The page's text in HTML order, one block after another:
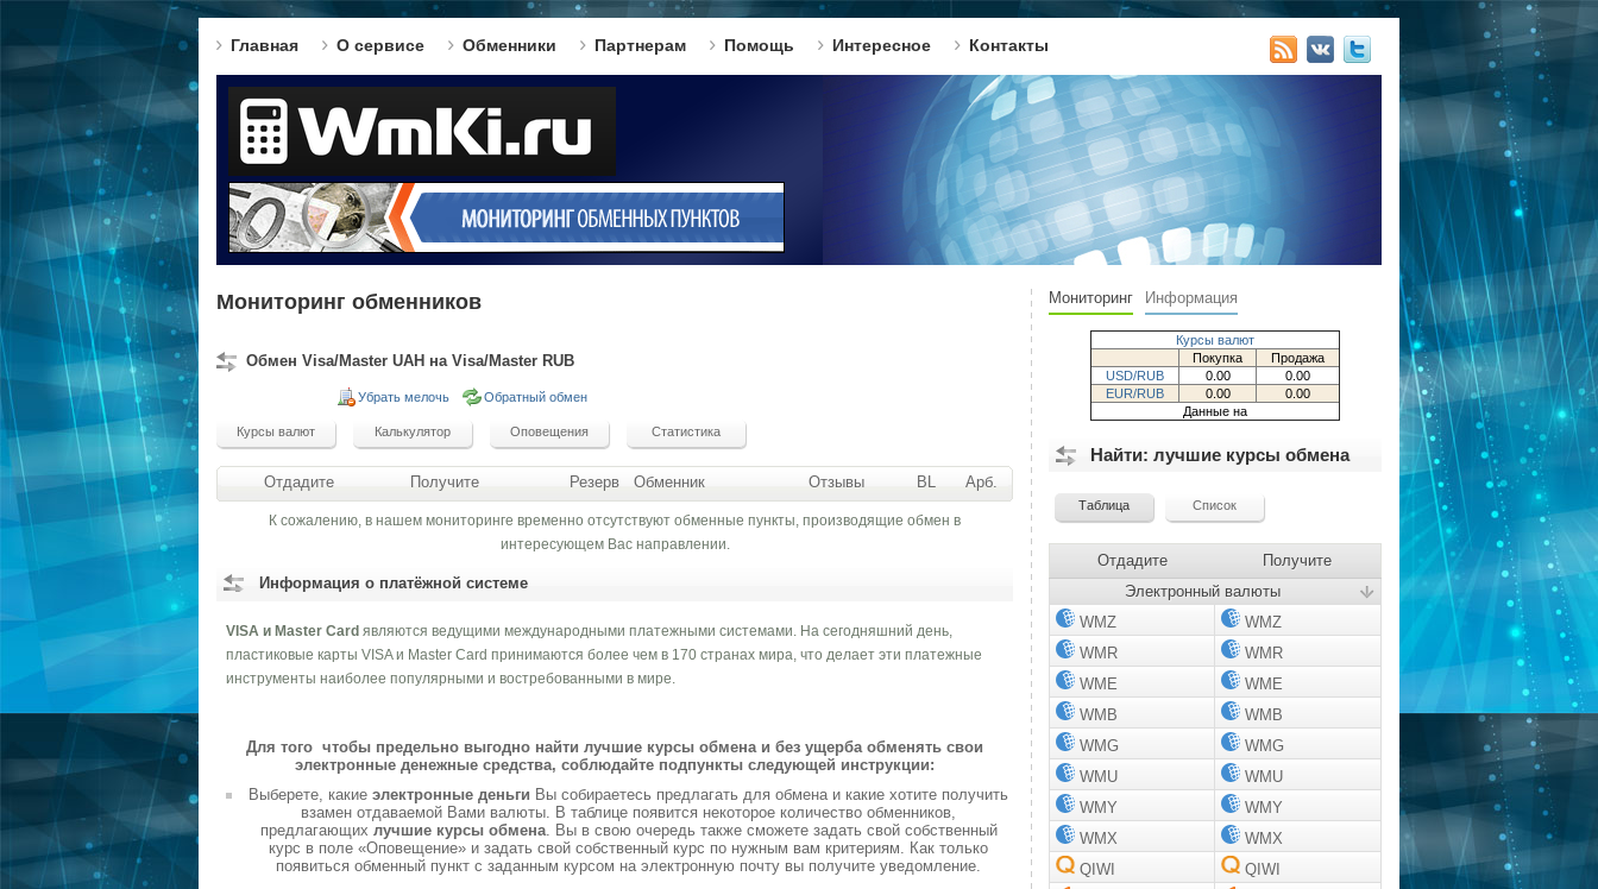
Главная О сервисе Обменники Партнерам Помощь Интересное Контакты
Мониторинг обменников
Обмен Visa/Master UAH на Visa/Master RUB
Убрать мелочь Обратный обмен
Отдадите Получите Резерв Обменник Отзывы BL Арб.
К сожалению, в нашем мониторинге временно отсутствуют обменные пункты, производящие обмен в
интересующем Вас направлении.
Информация о платёжной системе
VISA и Master Card являются ведущими международными платежными системами. На сегодняшний день,
пластиковые карты VISA и Master Card принимаются более чем в 170 странах мира, что делает эти платежные
инструменты наиболее популярными и востребованными в мире.
Для того чтобы предельно выгодно найти лучшие курсы обмена и без ущерба обменять свои
электронные денежные средства, соблюдайте подпункты следующей инструкции:
Выберете, какие электронные деньги Вы собираетесь предлагать для обмена и какие хотите получить
взамен отдаваемой Вами валюты. В таблице появится некоторое количество обменников,
предлагающих лучшие курсы обмена. Вы в свою очередь также сможете задать свой собственный
курс в поле «Оповещение» и задать свой собственный курс по нужным вам критериям. Как только
появиться обменный пункт с заданным курсом на электронную почту вы получите уведомление.
Мониторинг Информация
Курсы валют
Покупка
Продажа
USD/RUB
0.00
0.00
EUR/RUB
0.00
0.00
Данные на
Найти: лучшие курсы обмена
Отдадите
Получите
Электронный валюты
WMZ
WMZ
WMR
WMR
WME
WME
WMB
WMB
WMG
WMG
WMU
WMU
WMY
WMY
WMX
WMX
QIWI
QIWI